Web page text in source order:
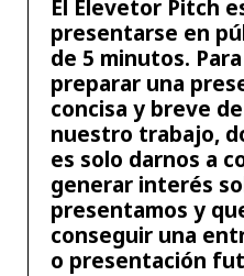
El Elevetor Pitch
presentarse en
de 5 minutos.
preparar una
concisa y breve
nuestro trabajo,
es solo darnos a
generar interés
presentamos y
conseguir una
o presentación